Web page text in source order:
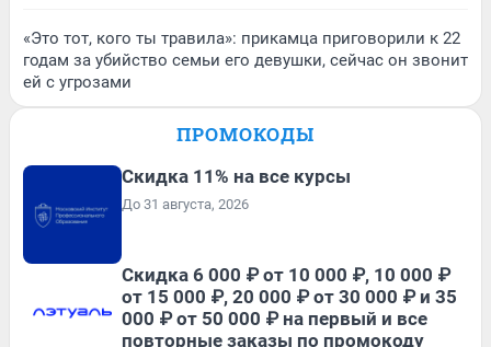
«Это тот, кого ты травила»: прикамца приговорили к 22
годам за убийство семьи его девушки, сейчас он звонит
ей с угрозами
ПРОМОКОДЫ
Скидка 11% на все курсы
До 31 августа, 2026
Скидка 6 000 ₽ от 10 000 ₽, 10 000 ₽
от 15 000 ₽, 20 000 ₽ от 30 000 ₽ и 35
000 ₽ от 50 000 ₽ на первый и все
повторные заказы по промокоду